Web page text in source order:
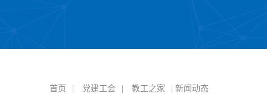
首页 党建工会 教工之家 | 新闻动态